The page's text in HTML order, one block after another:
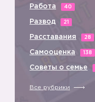
Работа 40
Развод 21
Расставания 28
Самооценка 138
Советы о семье
Все рубрики